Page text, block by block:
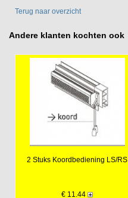
Terug naar overzicht
Andere klanten kochten ook
2 Stuks Koordbediening LS/RS
€ 11.44